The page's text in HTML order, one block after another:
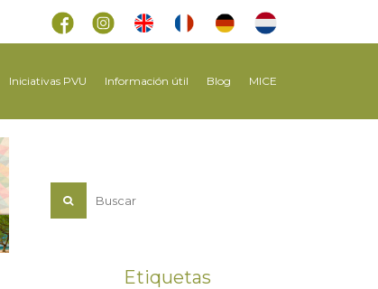
Iniciativas PVU Información útil Blog MICE
Etiquetas